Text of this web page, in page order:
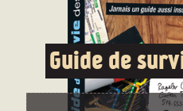
Guide de